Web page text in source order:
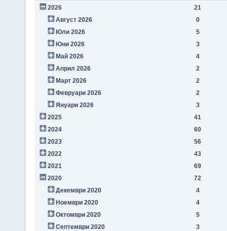
2026
21
Август 2026
0
Юли 2026
5
Юни 2026
3
Май 2026
4
Април 2026
2
Март 2026
2
Февруари 2026
2
Януари 2026
3
2025
41
2024
60
2023
56
2022
43
2021
69
2020
72
Декември 2020
4
Ноември 2020
4
Октомври 2020
5
Септември 2020
3